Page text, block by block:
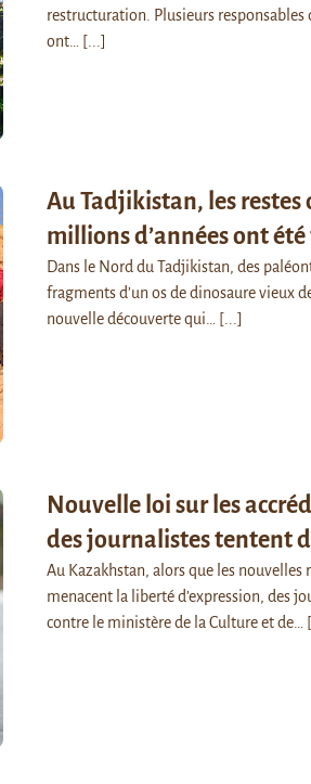
restructuration. Plusieurs responsables
ont…
[...]
Au Tadjikistan, les restes
millions d’années ont
Dans le Nord du Tadjikistan, des
fragments d’un os de dinosaure vieux
nouvelle découverte qui…
[...]
Nouvelle loi sur les
des journalistes tentent
Au Kazakhstan, alors que les nouvelles
menacent la liberté d’expression, des
contre le ministère de la Culture et de…